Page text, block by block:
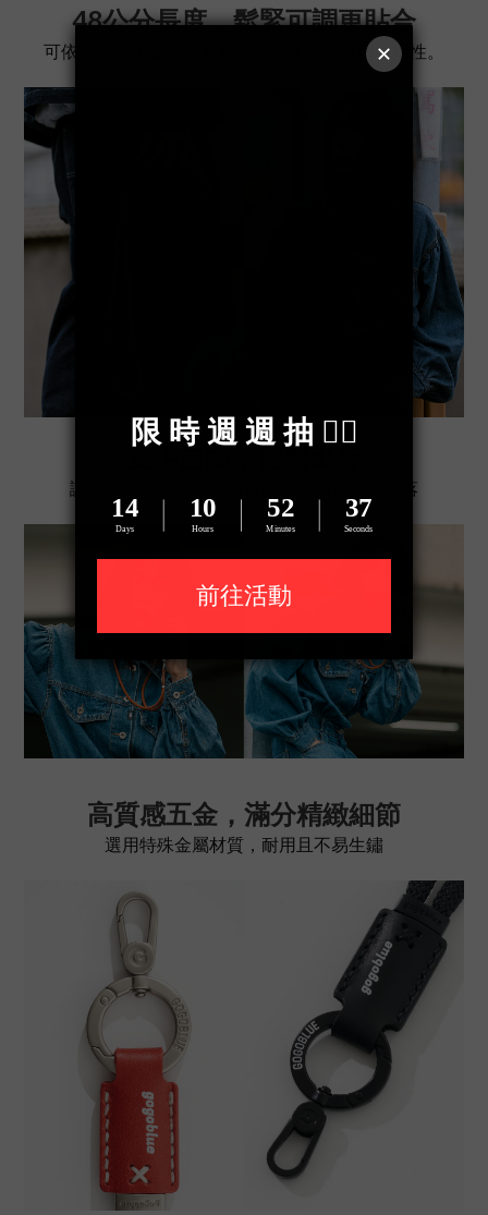
48公分長度，鬆緊可調更貼合
可依個人使用習慣調整鬆緊，確保舒適度與穩定性。
雙手自由，輕鬆出行
讓手機時刻在身上，隨取隨用不怕遺失或滑落
高質感五金，滿分精緻細節
選用特殊金屬材質，耐用且不易生鏽